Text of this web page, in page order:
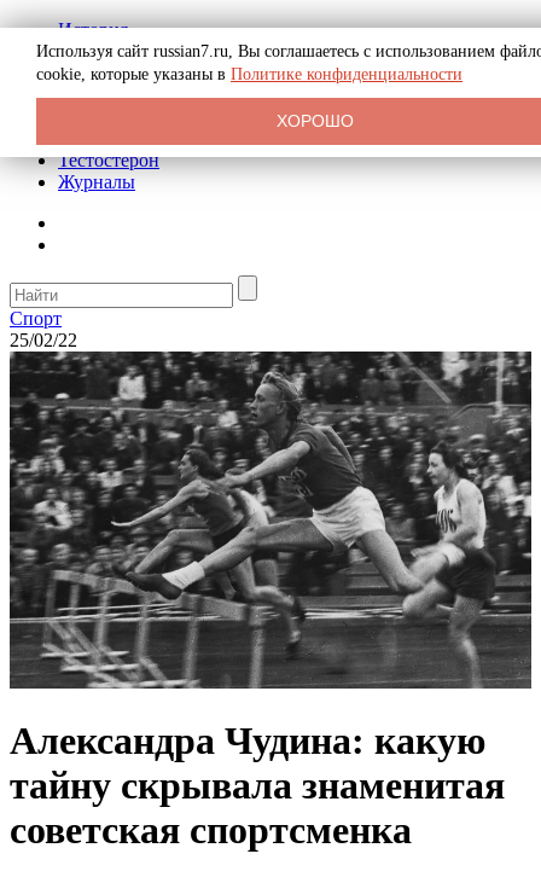
История
Биография
Криминал
Реклама на сайте
Тестостерон
Журналы
Спорт
25/02/22
Александра Чудина: какую
тайну скрывала знаменитая
советская спортсменка
Используя сайт russian7.ru, Вы соглашаетесь с использованием
cookie, которые указаны в Политике конфиденциальности
ХОРОШО